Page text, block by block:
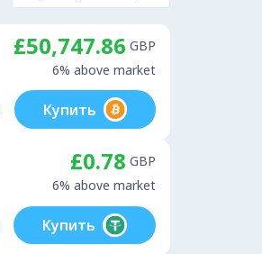
£50,747.86 GBP
6% above market
Купить
£0.78 GBP
6% above market
Купить